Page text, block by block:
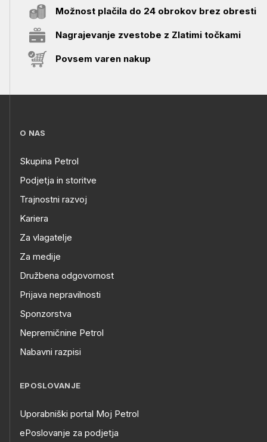
Možnost plačila do 24 obrokov brez obresti
Nagrajevanje zvestobe z Zlatimi točkami
Povsem varen nakup
O NAS
Skupina Petrol
Podjetja in storitve
Trajnostni razvoj
Kariera
Za vlagatelje
Za medije
Družbena odgovornost
Prijava nepravilnosti
Sponzorstva
Nepremičnine Petrol
Nabavni razpisi
EPOSLOVANJE
Uporabniški portal Moj Petrol
ePoslovanje za podjetja